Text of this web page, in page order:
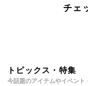
チェ
トピックス・特集
今話題のアイテムやイベント